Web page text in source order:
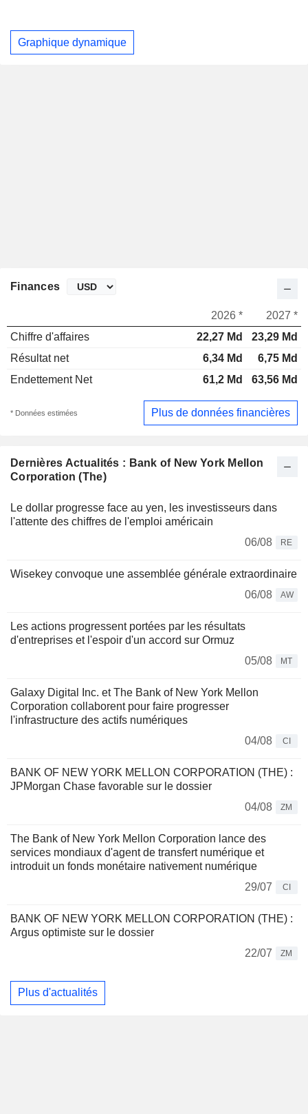
Graphique dynamique
Dernières Actualités : Bank of New York Mellon
Corporation (The)
Le dollar progresse face au yen, les investisseurs dans
l'attente des chiffres de l'emploi américain
06/08
RE
Wisekey convoque une assemblée générale extraordinaire
06/08
AW
Les actions progressent portées par les résultats
d'entreprises et l'espoir d'un accord sur Ormuz
05/08
MT
Galaxy Digital Inc. et The Bank of New York Mellon
Corporation collaborent pour faire progresser
l'infrastructure des actifs numériques
04/08
CI
BANK OF NEW YORK MELLON CORPORATION (THE) :
JPMorgan Chase favorable sur le dossier
04/08
ZM
The Bank of New York Mellon Corporation lance des
services mondiaux d'agent de transfert numérique et
introduit un fonds monétaire nativement numérique
29/07
CI
BANK OF NEW YORK MELLON CORPORATION (THE) :
Argus optimiste sur le dossier
22/07
ZM
Plus d'actualités
Finances
2026 *
2027 *
Chiffre d'affaires
22,27 Md
23,29 Md
Résultat net
6,34 Md
6,75 Md
Endettement Net
61,2 Md 63,56 Md
* Données estimées Plus de données financières